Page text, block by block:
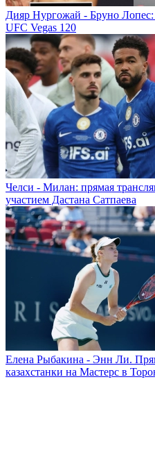
Дияр Нургожай - Бруно Лопес:
UFC Vegas 120
Челси - Милан: прямая
участием Дастана Сатпаева
Елена Рыбакина - Энн Ли.
казахстанки на Мастерс в